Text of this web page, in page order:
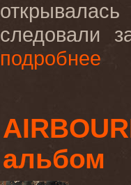
следовали
подробнее
альбом